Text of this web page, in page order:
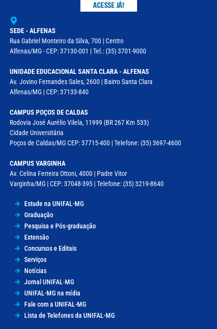
SEDE - ALFENAS
Rua Gabriel Monteiro da Silva, 700 | Centro
Alfenas/MG - CEP: 37130-001 | Tel.: (35) 3701-9000
UNIDADE EDUCACIONAL SANTA CLARA - ALFENAS
Av. Jovino Fernandes Sales, 2600 | Bairro Santa Clara
Alfenas/MG | CEP: 37133-840
CAMPUS POÇOS DE CALDAS
Rodovia José Aurélio Vilela, 11999 (BR 267 Km 533)
Cidade Universitária
Poços de Caldas/MG CEP: 37715-400 | Telefone: (35) 3697-4600
CAMPUS VARGINHA
Av. Celina Ferreira Ottoni, 4000 | Padre Vitor
Varginha/MG | CEP: 37048-395 | Telefone: (35) 3219-8640
Estude na UNIFAL-MG
Graduação
Pesquisa e Pós-graduação
Extensão
Concursos e Editais
Serviços
Notícias
Jornal UNIFAL-MG
UNIFAL-MG na mídia
Fale com a UNIFAL-MG
Lista de Telefones da UNIFAL-MG